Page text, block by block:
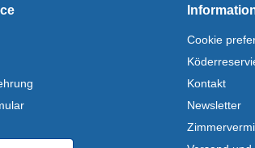
Cookie
Kontakt
Newsletter